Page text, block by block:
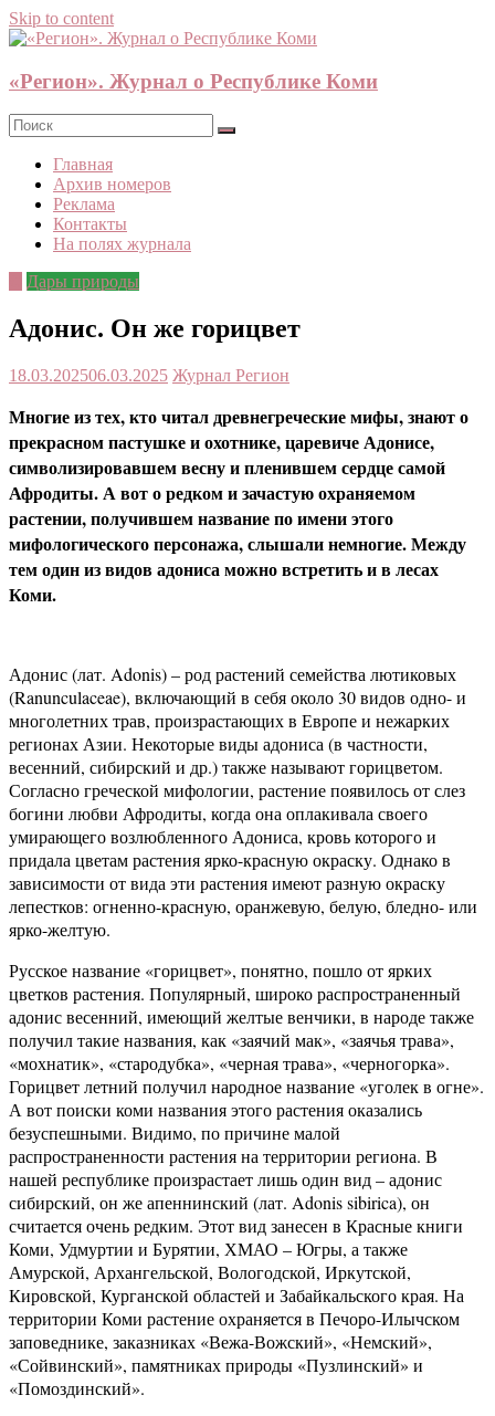
Skip to content
«Регион». Журнал о Республике Коми
Главная
Архив номеров
Реклама
Контакты
На полях журнала
Дары природы
Адонис. Он же горицвет
18.03.202506.03.2025 Журнал Регион
Многие из тех, кто читал древнегреческие мифы, знают о
прекрасном пастушке и охотнике, царевиче Адонисе,
символизировавшем весну и пленившем сердце самой
Афродиты. А вот о редком и зачастую охраняемом
растении, получившем название по имени этого
мифологического персонажа, слышали немногие. Между
тем один из видов адониса можно встретить и в лесах
Коми.
Адонис (лат. Adonis) – род растений семейства лютиковых
(Ranunculaceae), включающий в себя около 30 видов одно- и
многолетних трав, произрастающих в Европе и нежарких
регионах Азии. Некоторые виды адониса (в частности,
весенний, сибирский и др.) также называют горицветом.
Согласно греческой мифологии, растение появилось от слез
богини любви Афродиты, когда она оплакивала своего
умирающего возлюбленного Адониса, кровь которого и
придала цветам растения ярко-красную окраску. Однако в
зависимости от вида эти растения имеют разную окраску
лепестков: огненно-красную, оранжевую, белую, бледно- или
ярко-желтую.
Русское название «горицвет», понятно, пошло от ярких
цветков растения. Популярный, широко распространенный
адонис весенний, имеющий желтые венчики, в народе также
получил такие названия, как «заячий мак», «заячья трава»,
«мохнатик», «стародубка», «черная трава», «черногорка».
Горицвет летний получил народное название «уголек в огне».
А вот поиски коми названия этого растения оказались
безуспешными. Видимо, по причине малой
распространенности растения на территории региона. В
нашей республике произрастает лишь один вид – адонис
сибирский, он же апеннинский (лат. Adonis sibirica), он
считается очень редким. Этот вид занесен в Красные книги
Коми, Удмуртии и Бурятии, ХМАО – Югры, а также
Амурской, Архангельской, Вологодской, Иркутской,
Кировской, Курганской областей и Забайкальского края. На
территории Коми растение охраняется в Печоро-Илычском
заповеднике, заказниках «Вежа-Вожский», «Немский»,
«Сойвинский», памятниках природы «Пузлинский» и
«Помоздинский».